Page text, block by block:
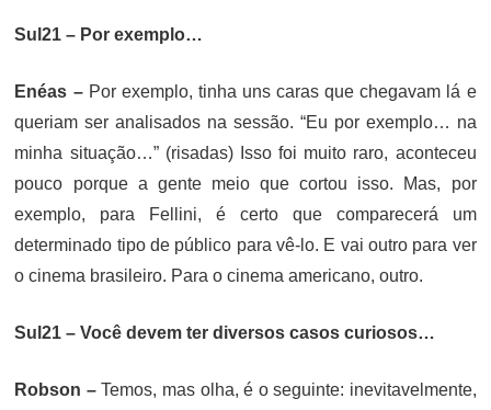
Sul21 – Por exemplo…
Enéas –Por exemplo, tinha uns caras que chegavam lá e
queriam ser analisados na sessão. “Eu por exemplo… na
minha situação…” (risadas) Isso foi muito raro, aconteceu
pouco porque a gente meio que cortou isso. Mas, por
exemplo, para Fellini, é certo que comparecerá um
determinado tipo de público para vê-lo. E vai outro para ver
o cinema brasileiro. Para o cinema americano, outro.
Sul21 – Você devem ter diversos casos curiosos…
Robson –Temos, mas olha, é o seguinte: inevitavelmente,